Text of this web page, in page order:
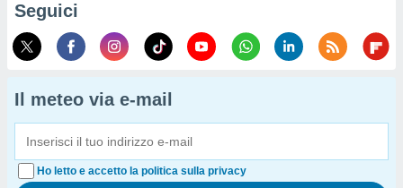
Seguici
Il meteo via e-mail
Ho letto e accetto la politica sulla privacy